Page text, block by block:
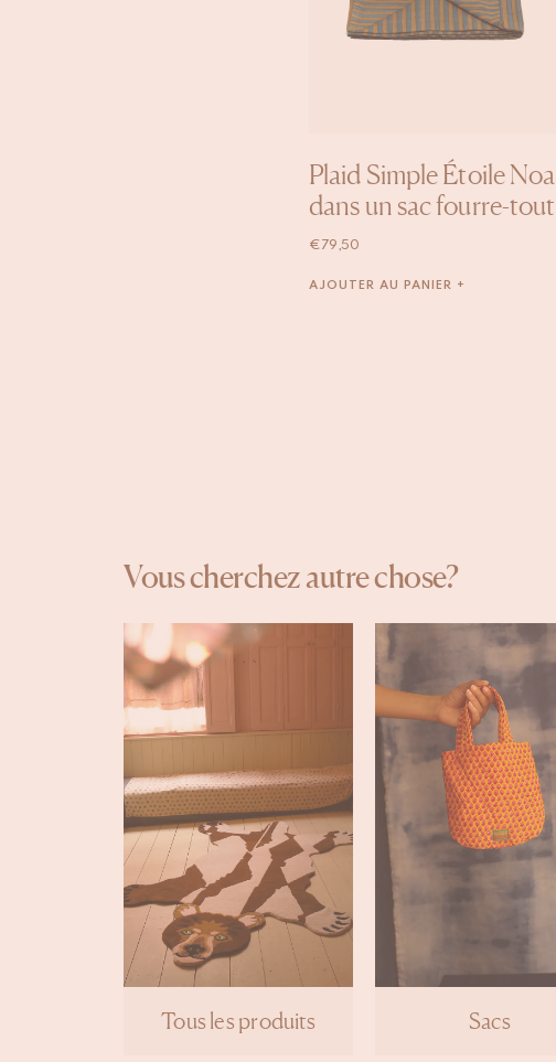
Plaid Simple Étoile Noa
dans un sac fourre-tout
€79,50
AJOUTER AU PANIER +
Vous cherchez autre chose?
Tous les produits Sacs